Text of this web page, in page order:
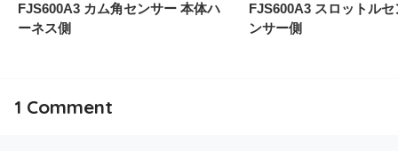
FJS600A3 カム角センサー 本体ハ
ーネス側
FJS600A3 スロットル
ンサー側
1 Comment